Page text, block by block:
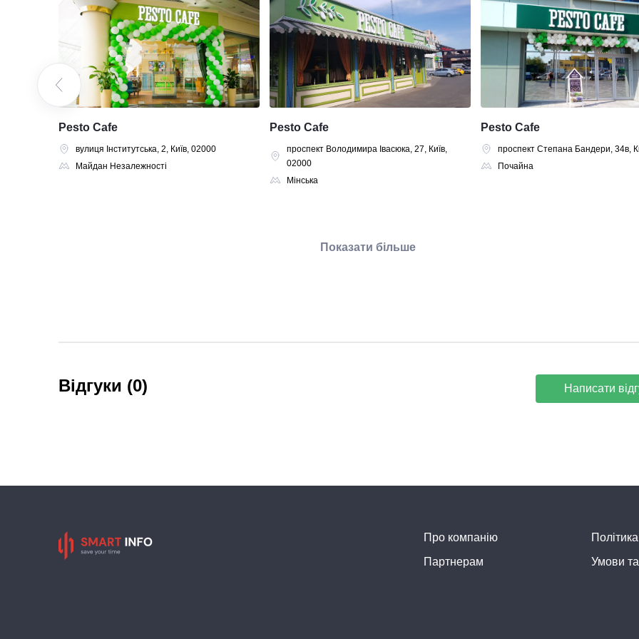
Pesto Cafe
вулиця Інститутська, 2, Київ, 02000
Майдан Незалежності
Pesto Cafe
проспект Володимира Івасюка, 27, Київ,
02000
Мінська
Pesto Cafe
проспект Степана Бандери, 34в,
Почайна
Показати більше
Відгуки (0) Написати
Про компанію
Партнерам
Умови